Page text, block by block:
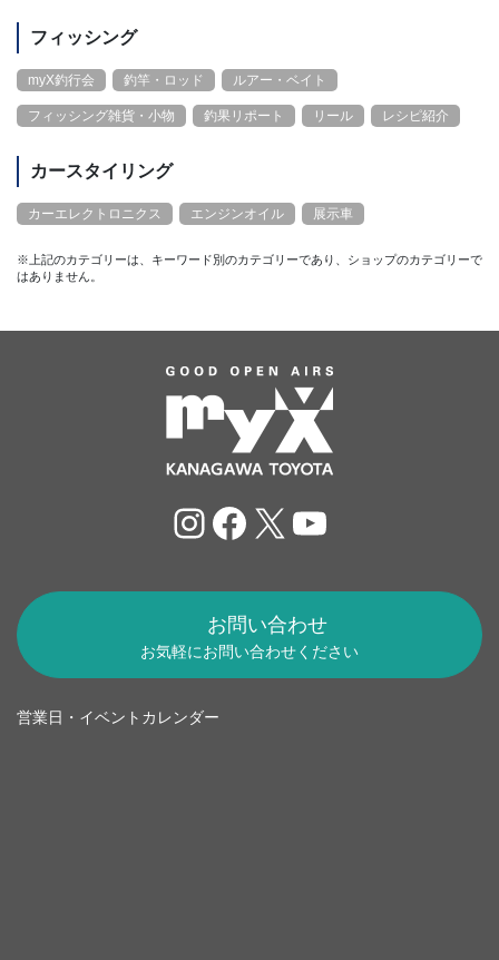
フィッシング
myX釣行会 釣竿・ロッド ルアー・ベイト
フィッシング雑貨・小物 釣果リポート リール レシピ紹介
カースタイリング
カーエレクトロニクス エンジンオイル 展示車
※上記のカテゴリーは、キーワード別のカテゴリーであり、ショップのカテゴリーで
はありません。
Instagram
Facebook
X YouTube
お問い合わせ
お気軽にお問い合わせください
営業日・イベントカレンダー